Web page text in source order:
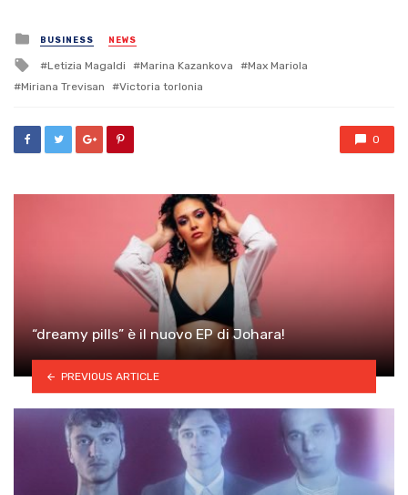
Posted
in
BUSINESS NEWS
Tagged
with
Letizia Magaldi Marina Kazankova
Max Mariola
Miriana Trevisan
Victoria torlonia
0
“dreamy pills” è il nuovo EP di Johara!
PREVIOUS ARTICLE